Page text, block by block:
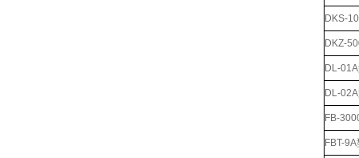
DKS-
DKZ-
DL-
DL-
FB-
FBT-